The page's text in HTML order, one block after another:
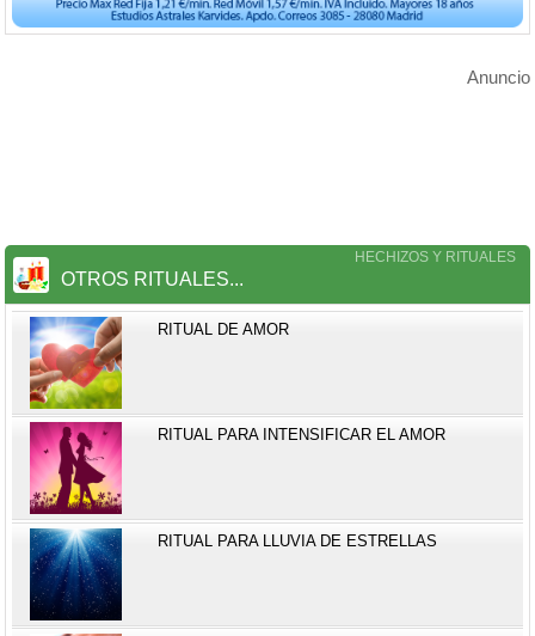
Anuncio
HECHIZOS Y RITUALES
OTROS RITUALES...
RITUAL DE AMOR
RITUAL PARA INTENSIFICAR EL AMOR
RITUAL PARA LLUVIA DE ESTRELLAS